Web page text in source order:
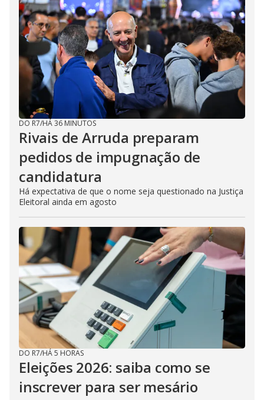
DO R7/HÁ 36 MINUTOS
Rivais de Arruda preparam
pedidos de impugnação de
candidatura
Há expectativa de que o nome seja questionado na Justiça
Eleitoral ainda em agosto
DO R7/HÁ 5 HORAS
Eleições 2026: saiba como se
inscrever para ser mesário